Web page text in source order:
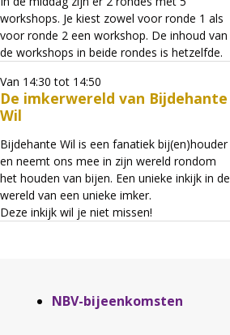
workshops. Je kiest zowel voor ronde 1 als
voor ronde 2 een workshop. De inhoud van
de workshops in beide rondes is hetzelfde.
Van 14:30 tot 14:50
De imkerwereld van Bijdehante
Wil
Bijdehante Wil is een fanatiek bij(en)houder
en neemt ons mee in zijn wereld rondom
het houden van bijen. Een unieke inkijk in de
wereld van een unieke imker.
Deze inkijk wil je niet missen!
Aside NBV-bijeenkomsten